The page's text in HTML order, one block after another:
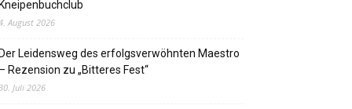
Kneipenbuchclub
August 2026
Der Leidensweg des erfolgsverwöhnten Maestro
– Rezension zu „Bitteres Fest“
Juli 2026